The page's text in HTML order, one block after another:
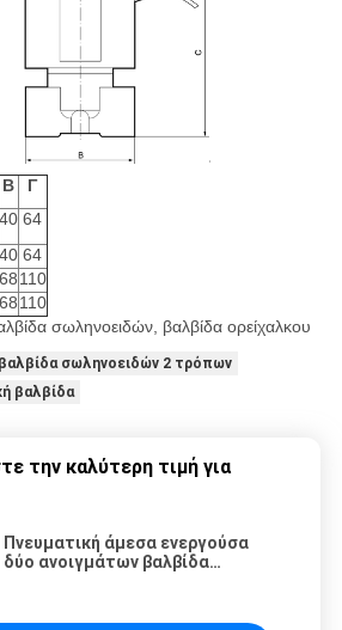
Β
Γ
40 64
40 64
68110
68110
σωληνοειδών, βαλβίδα ορείχαλκου
βαλβίδα σωληνοειδών 2 τρόπων
βαλβίδα
την καλύτερη τιμή για
Πνευματική άμεσα ενεργούσα
δύο ανοιγμάτων βαλβίδα